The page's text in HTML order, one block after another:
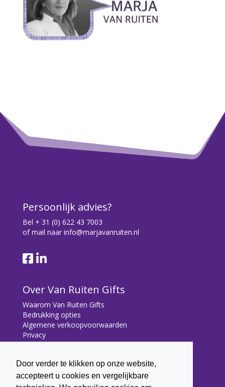
Door verder te klikken op onze website,
accepteert u cookies en vergelijkbare
Persoonlijk advies?
Bel + 31 (0) 622 43 7003
of mail naar info@marjavanruiten.nl
Over Van Ruiten Gifts
Waarom Van Ruiten Gifts
Bedrukking opties
Algemene verkoopvoorwaarden
Privacy
Contact
Contact